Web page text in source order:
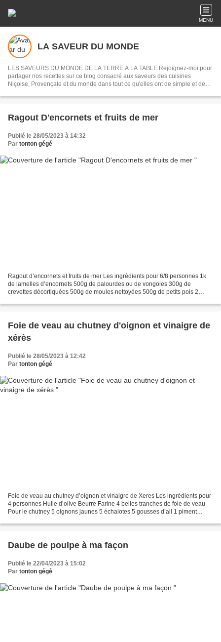
MENU
LA SAVEUR DU MONDE
LES SAVEURS DU MONDE DE LA TERRE A LA TABLE Rejoignez-moi pour
partager nos recettes sur ce blog consacré aux saveurs des cuisines
Niçoise, Provençale et du monde dans tout ce qu'elles ont de simple et de
recettes dans leurs multiples variantes sans juger ni critiquer et en
Ragout D'encornets et fruits de mer
Publié le 28/05/2023 à 14:32
Par tonton gégé
Ragout d’encornets et fruits de mer Les ingrédients pour 6/8 personnes 1k
de lamelles d’encornets 500g de palourdes ou de vongoles 300g de
crevettes décortiquées 500g de moules nettoyées 500g de petits pois 2
Foie de veau au chutney d'oignon et vinaigre de
xérès
Publié le 28/05/2023 à 12:42
Par tonton gégé
Foie de veau au chutney d’oignon et vinaigre de Xeres Les ingrédients pour
4 personnes Huile d’olive Beurre Farine 4 belles tranches de foie de veau
Pour le chutney 5 oignons jaunes 5 échalotes 5 gousses d’ail 1 piment
Daube de poulpe à ma façon
Publié le 22/04/2023 à 15:02
Par tonton gégé